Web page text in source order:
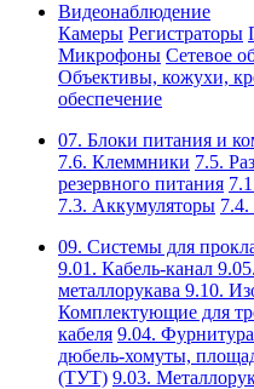
Видеонаблюдение
Камеры Регистраторы
Микрофоны Сетевое
Объективы, кожухи,
обеспечение
07. Блоки питания и
7.6. Клеммники 7.5.
резервного питания
7.3. Аккумуляторы
09. Системы для
9.01. Кабель-канал
металлорукава 9.10.
Комплектующие для
кабеля 9.04. Фурнитура
дюбель-хомуты,
(ТУТ) 9.03.